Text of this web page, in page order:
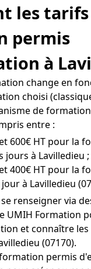
les
permis
à
change en
choisi
de
entre :
600€ HT pour la
jours à Lavilledieu ;
400€ HT pour la
à Lavilledieu
renseigner via
UMIH Formation
et connaître
(07170).
permis